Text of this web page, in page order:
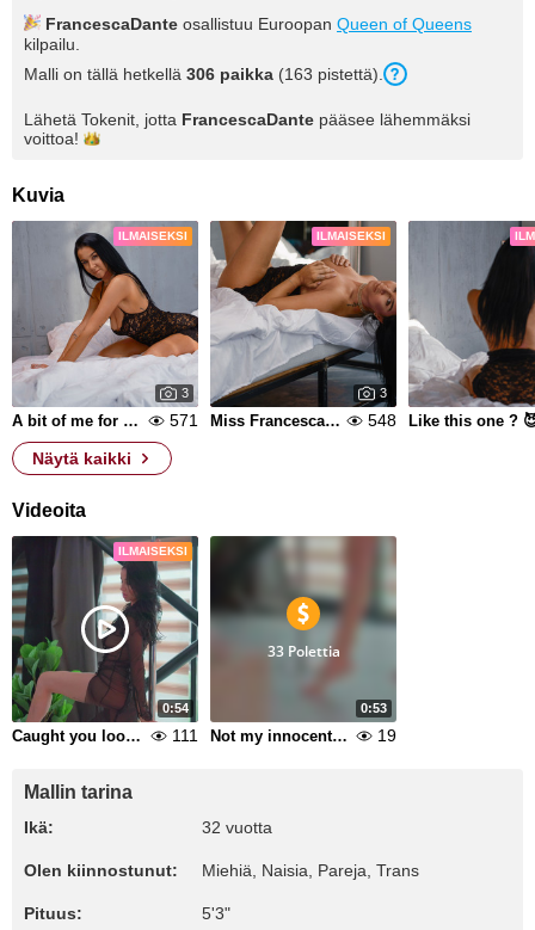
FrancescaDante osallistuu Euroopan Queen of Queens
kilpailu.
Malli on tällä hetkellä 306 paikka (163 pistettä).
Lähetä Tokenit, jotta FrancescaDante pääsee lähemmäksi
voittoa!
Kuvia
ILMAISEKSI
3
A bit of me for you :) 571
ILMAISEKSI
3
Miss Francesca 🫣 548 Like this one ?
Näytä kaikki
Videoita
ILMAISEKSI
0:54
Caught you looking 111
0:53
33 Polettia
Not my innocent side 19
Mallin tarina
Ikä: 32 vuotta
Olen kiinnostunut: Miehiä, Naisia, Pareja, Trans
Pituus: 5'3"